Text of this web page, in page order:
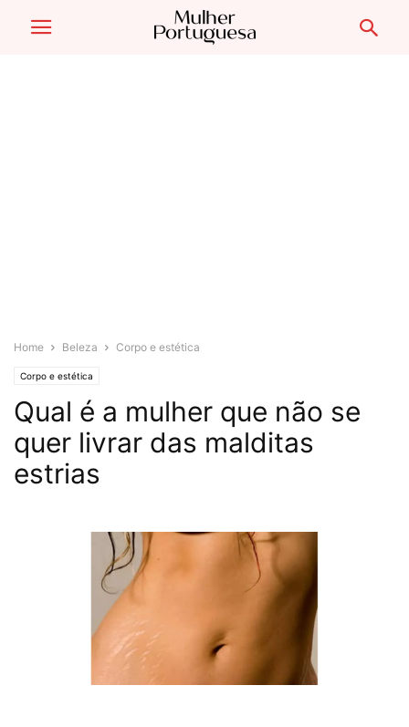
Home Beleza Corpo e estética
Corpo e estética
Qual é a mulher que não se
quer livrar das malditas
estrias